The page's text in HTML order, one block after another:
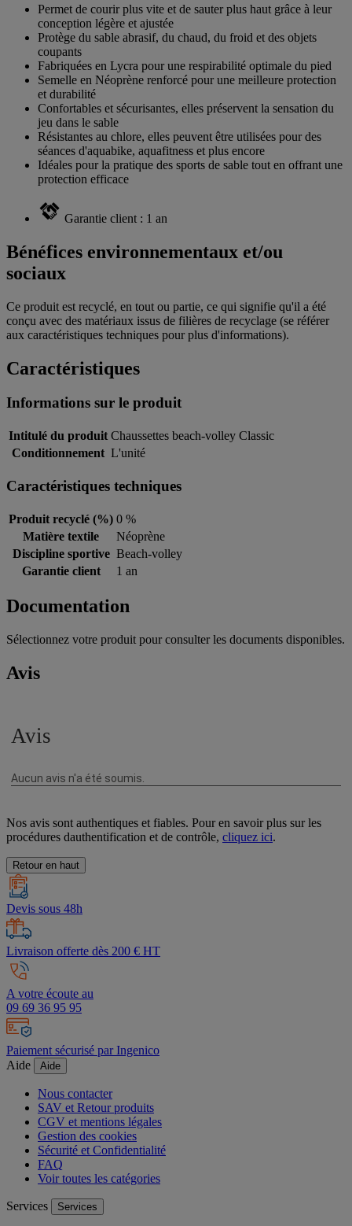
Permet de courir plus vite et de sauter plus haut grâce à leur
conception légère et ajustée
Protège du sable abrasif, du chaud, du froid et des objets
coupants
Fabriquées en Lycra pour une respirabilité optimale du pied
Semelle en Néoprène renforcé pour une meilleure protection
et durabilité
Confortables et sécurisantes, elles préservent la sensation du
jeu dans le sable
Résistantes au chlore, elles peuvent être utilisées pour des
séances d'aquabike, aquafitness et plus encore
Idéales pour la pratique des sports de sable tout en offrant une
protection efficace
Garantie client : 1 an
Bénéfices environnementaux et/ou
sociaux
Ce produit est recyclé, en tout ou partie, ce qui signifie qu'il a été
conçu avec des matériaux issus de filières de recyclage (se référer
aux caractéristiques techniques pour plus d'informations).
Caractéristiques
Informations sur le produit
Intitulé du produit Chaussettes beach-volley Classic
Conditionnement L'unité
Caractéristiques techniques
Produit recyclé (%) 0 %
Matière textile
Néoprène
Discipline sportive Beach-volley
Garantie client
1 an
Documentation
Sélectionnez votre produit pour consulter les documents disponibles.
Avis
Nos avis sont authentiques et fiables. Pour en savoir plus sur les
procédures dauthentification et de contrôle, cliquez ici.
Retour en haut
Devis sous 48h
Livraison offerte dès 200 € HT
A votre écoute au
09 69 36 95 95
Paiement sécurisé par Ingenico
Aide
Aide
Nous contacter
SAV et Retour produits
CGV et mentions légales
Gestion des cookies
Sécurité et Confidentialité
FAQ
Voir toutes les catégories
Services Services